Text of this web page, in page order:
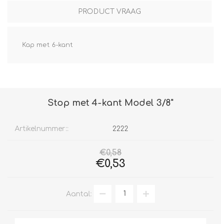
PRODUCT VRAAG
Kap met 6-kant
Stop met 4-kant Model 3/8"
Artikelnummer:: 2222
€0,58
€0,53
Aantal: